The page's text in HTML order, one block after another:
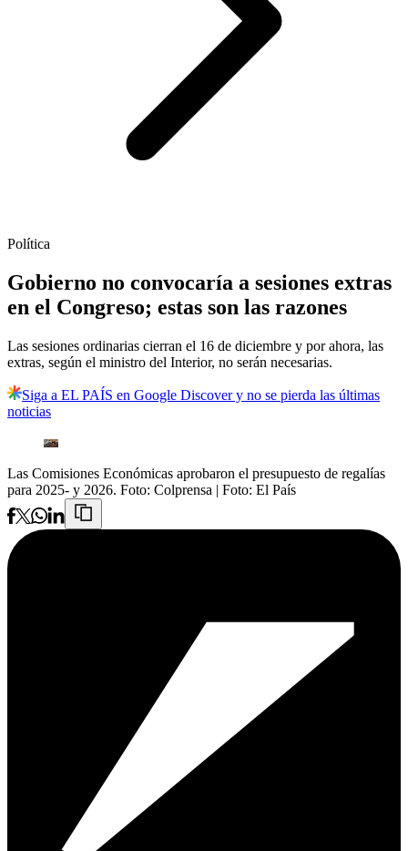
Política
Gobierno no convocaría a sesiones extras
en el Congreso; estas son las razones
Las sesiones ordinarias cierran el 16 de diciembre y por ahora, las
extras, según el ministro del Interior, no serán necesarias.
Siga a EL PAÍS en Google Discover y no se pierda las últimas
noticias
Las Comisiones Económicas aprobaron el presupuesto de regalías
para 2025- y 2026. Foto: Colprensa | Foto: El País